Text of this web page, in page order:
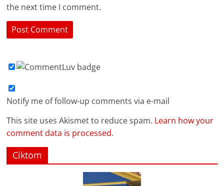
the next time I comment.
Notify me of follow-up comments via e-mail
This site uses Akismet to reduce spam. Learn how your
comment data is processed.
Ciktom